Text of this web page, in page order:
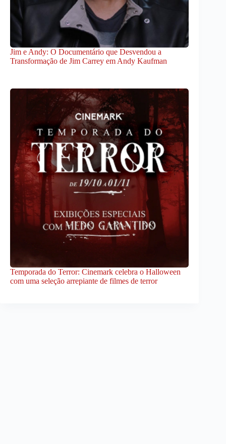
Jim e Andy: O Documentário que Desvendou a
Transformação de Jim Carrey em Andy Kaufman
Temporada do Terror: Cinemark celebra o Halloween
com uma seleção arrepiante de filmes de terror